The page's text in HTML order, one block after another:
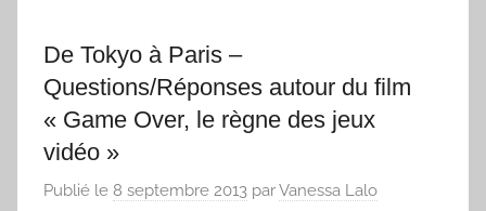
De Tokyo à Paris –
Questions/Réponses autour du film
« Game Over, le règne des jeux
vidéo »
Publié le 8 septembre 2013 parVanessa Lalo